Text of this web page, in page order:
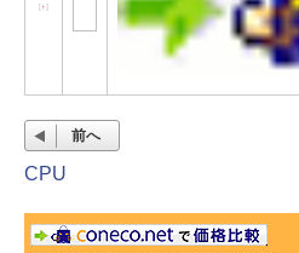
[↑]
前へ
CPU